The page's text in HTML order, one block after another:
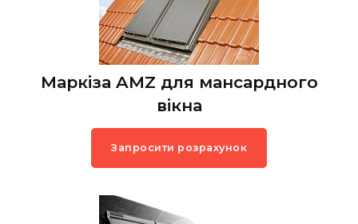
Маркіза AMZ для мансардного
вікна
Запросити розрахунок